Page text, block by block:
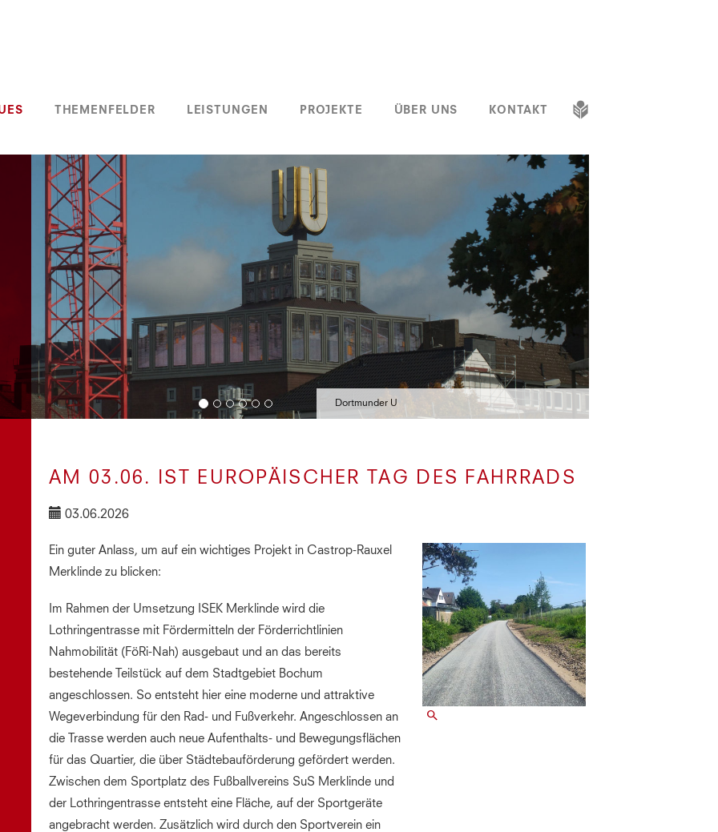
THEMENFELDER LEISTUNGEN PROJEKTE ÜBER UNS KONTAKT
Dortmunder U
AM 03.06. IST EUROPÄISCHER TAG DES FAHRRADS
03.06.2026
Ein guter Anlass, um auf ein wichtiges Projekt in Castrop-Rauxel
Merklinde zu blicken:
Im Rahmen der Umsetzung ISEK Merklinde wird die
Lothringentrasse mit Fördermitteln der Förderrichtlinien
Nahmobilität (FöRi-Nah) ausgebaut und an das bereits
bestehende Teilstück auf dem Stadtgebiet Bochum
angeschlossen. So entsteht hier eine moderne und attraktive
Wegeverbindung für den Rad- und Fußverkehr. Angeschlossen an
die Trasse werden auch neue Aufenthalts- und Bewegungsflächen
für das Quartier, die über Städtebauförderung gefördert werden.
Zwischen dem Sportplatz des Fußballvereins SuS Merklinde und
der Lothringentrasse entsteht eine Fläche, auf der Sportgeräte
angebracht werden. Zusätzlich wird durch den Sportverein ein